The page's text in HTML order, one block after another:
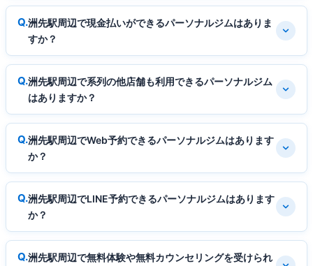
洲先駅周辺で現金払いができるパーソナルジムはありま
すか？
洲先駅周辺で系列の他店舗も利用できるパーソナルジム
はありますか？
洲先駅周辺でWeb予約できるパーソナルジムはあります
か？
洲先駅周辺でLINE予約できるパーソナルジムはあります
か？
洲先駅周辺で無料体験や無料カウンセリングを受けられ